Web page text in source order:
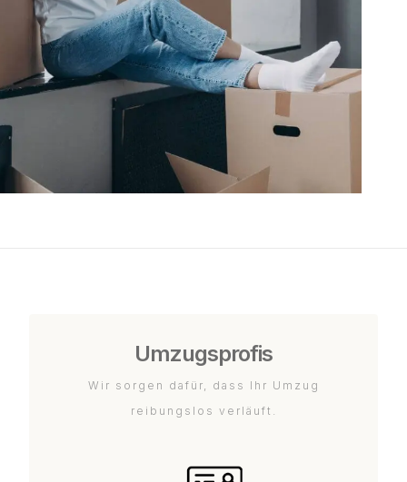
Umzugsprofis
Wir sorgen dafür, dass Ihr Umzug
reibungslos verläuft.